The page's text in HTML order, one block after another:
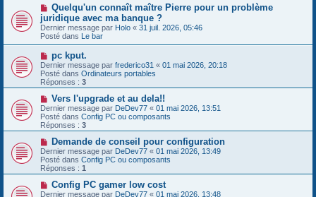
N
u
v
e
a
u
m
e
s
s
a
g
e
Quelqu'un connaît maître Pierre pour un problème
juridique avec ma banque ?
Dernier message par Holo « 31 juil. 2026, 05:46
Posté dans Le bar
N
o
u
v
e
a
m
e
s
s
a
g
e
pc kput.
Dernier message par frederico31 « 01 mai 2026, 20:18
Posté dans Ordinateurs portables
Réponses : 3
N
o
u
v
e
a
u
m
e
s
s
a
Vers l'upgrade et au dela!!
Dernier message par DeDev77 « 01 mai 2026, 13:51
Posté dans Config PC ou composants
Réponses : 3
N
o
u
v
e
a
Demande de conseil pour configuration
Dernier message par DeDev77 « 01 mai 2026, 13:49
Posté dans Config PC ou composants
Réponses : 1
N
o
Config PC gamer low cost
Dernier message par DeDev77 « 01 mai 2026, 13:48